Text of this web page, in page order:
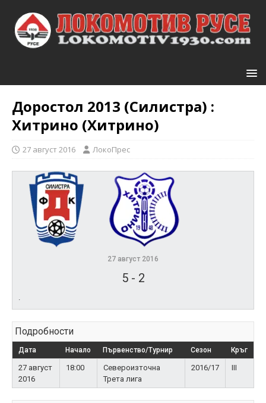
Доростол 2013 (Силистра) :
Хитрино (Хитрино)
27 август 2016 ЛокоПрес
27 август 2016
5- 2
Подробности
Дата Начало Първенство/Турнир Сезон Кръг
27 август
2016
18:00
Североизточна
Трета лига
2016/17 III